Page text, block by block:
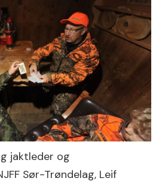
jaktleder og
Sør-Trøndelag, Leif